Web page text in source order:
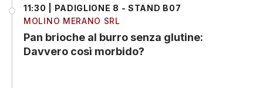
11:30 | PADIGLIONE 8 - STAND B07
MOLINO MERANO SRL
Pan brioche al burro senza glutine:
Davvero così morbido?